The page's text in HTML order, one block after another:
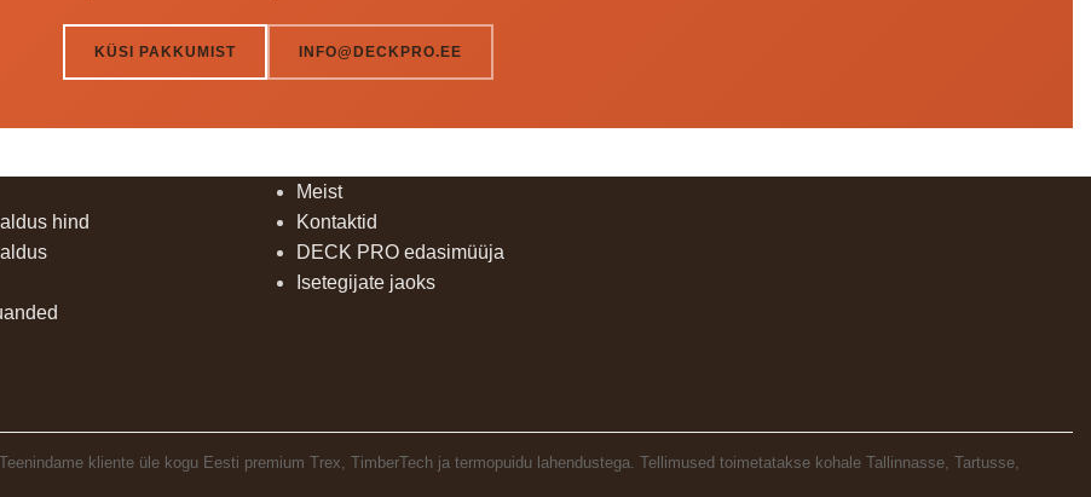
KÜSI PAKKUMIST INFO@DECKPRO.EE
hind
Meist
Kontaktid
DECK PRO edasimüüja
Isetegijate jaoks
kliente üle kogu Eesti premium Trex, TimberTech ja termopuidu lahendustega. Tellimused toimetatakse kohale Tallinnasse, Tartusse,